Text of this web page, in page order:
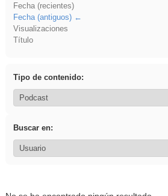
Fecha (recientes)
Fecha (antiguos)
Visualizaciones
Título
Tipo de contenido:
Buscar en: